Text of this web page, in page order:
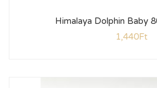
Himalaya Dolphin Baby
1,440Ft